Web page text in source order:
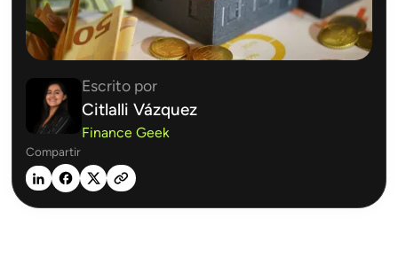
Escrito por
Citlalli Vázquez
Finance Geek
Compartir